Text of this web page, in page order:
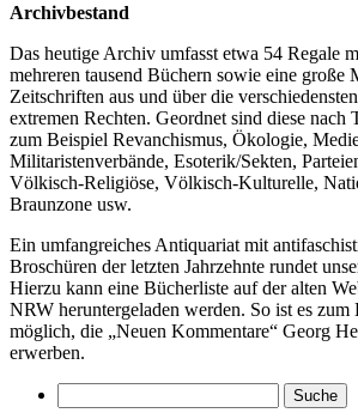
Archivbestand
Das heutige Archiv umfasst etwa 54 Regale
mehreren tausend Büchern sowie eine große
Zeitschriften aus und über die
extremen Rechten. Geordnet sind diese nach
zum Beispiel Revanchismus, Ökologie,
Militaristenverbände, Esoterik/Sekten,
Völkisch-Religiöse, Völkisch-Kulturelle,
Braunzone usw.
Ein umfangreiches Antiquariat mit
Broschüren der letzten Jahrzehnte rundet
Hierzu kann eine Bücherliste auf der alten
NRW heruntergeladen werden. So ist es zum
möglich, die „Neuen Kommentare“ Georg
erwerben.